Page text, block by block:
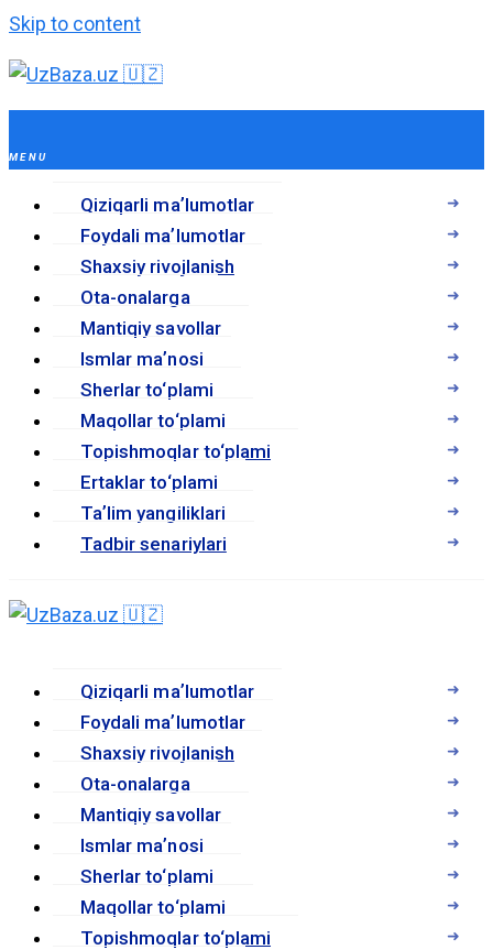
Skip to content
Qiziqarli maʼlumotlar
Foydali maʼlumotlar
Shaxsiy rivojlanish
Ota-onalarga
Mantiqiy savollar
Ismlar maʼnosi
Sherlar to‘plami
Maqollar to‘plami
Topishmoqlar to‘plami
Ertaklar to‘plami
Taʼlim yangiliklari
Tadbir senariylari
Qiziqarli maʼlumotlar
Foydali maʼlumotlar
Shaxsiy rivojlanish
Ota-onalarga
Mantiqiy savollar
Ismlar maʼnosi
Sherlar to‘plami
Maqollar to‘plami
Topishmoqlar to‘plami